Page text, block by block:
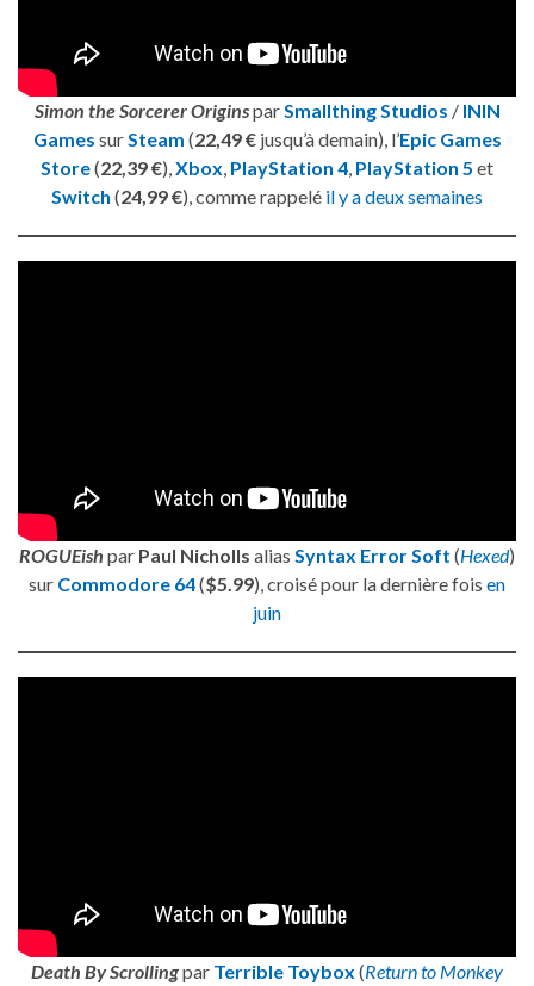
Simon the Sorcerer Originspar Smallthing Studios / ININ
Games sur Steam (22,49 €jusqu’à demain), l’Epic Games
Store(22,39 €), Xbox PlayStation 4 PlayStation 5 et
Switch (24,99 €), comme rappelé il y a deux semaines
ROGUEish par Paul Nicholls alias Syntax Error Soft (Hexed)
sur Commodore 64($5.99), croisé pour la dernière fois en
juin
Death By Scrollingpar Terrible Toybox (Return to Monkey